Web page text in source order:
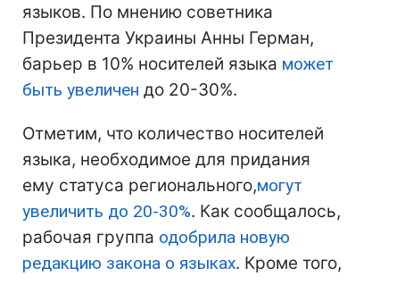
языков. По мнению советника
Президента Украины Анны Герман,
барьер в 10% носителей языка может
быть увеличен до 20-30%.
Отметим, что количество носителей
языка, необходимое для придания
ему статуса регионального,могут
увеличить до 20-30%. Как сообщалось,
рабочая группа одобрила новую
редакцию закона о языках. Кроме того,